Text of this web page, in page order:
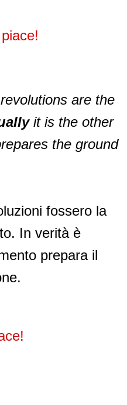
are the
it is the other
the ground
fossero la
In verità è
prepara il